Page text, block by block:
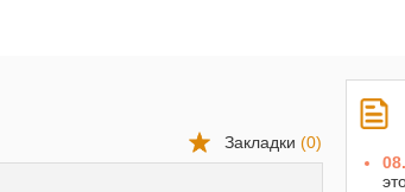
Закладки (0)